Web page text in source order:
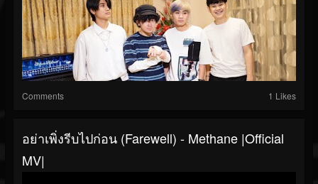
Comments 1 Likes
อย่าเพิ่งรีบไปก่อน (Farewell) - Methane |Official
MV|